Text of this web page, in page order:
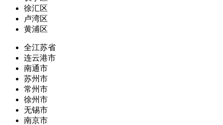
徐汇区
卢湾区
黄浦区
全江苏省
连云港市
南通市
苏州市
常州市
徐州市
无锡市
南京市